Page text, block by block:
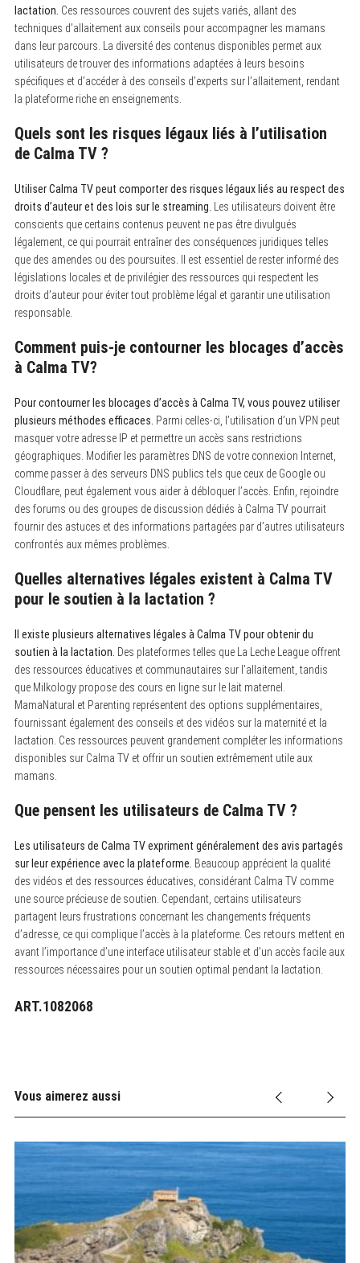
lactation. Ces ressources couvrent des sujets variés, allant des
techniques d’allaitement aux conseils pour accompagner les mamans
dans leur parcours. La diversité des contenus disponibles permet aux
utilisateurs de trouver des informations adaptées à leurs besoins
spécifiques et d’accéder à des conseils d’experts sur l’allaitement, rendant
la plateforme riche en enseignements.
Quels sont les risques légaux liés à l’utilisation
de Calma TV ?
Utiliser Calma TV peut comporter des risques légaux liés au respect des
droits d’auteur et des lois sur le streaming. Les utilisateurs doivent être
conscients que certains contenus peuvent ne pas être divulgués
légalement, ce qui pourrait entraîner des conséquences juridiques telles
que des amendes ou des poursuites. Il est essentiel de rester informé des
législations locales et de privilégier des ressources qui respectent les
droits d’auteur pour éviter tout problème légal et garantir une utilisation
responsable.
Comment puis-je contourner les blocages d’accès
à Calma TV?
Pour contourner les blocages d’accès à Calma TV, vous pouvez utiliser
plusieurs méthodes efficaces. Parmi celles-ci, l’utilisation d’un VPN peut
masquer votre adresse IP et permettre un accès sans restrictions
géographiques. Modifier les paramètres DNS de votre connexion Internet,
comme passer à des serveurs DNS publics tels que ceux de Google ou
Cloudflare, peut également vous aider à débloquer l’accès. Enfin, rejoindre
des forums ou des groupes de discussion dédiés à Calma TV pourrait
fournir des astuces et des informations partagées par d’autres utilisateurs
confrontés aux mêmes problèmes.
Quelles alternatives légales existent à Calma TV
pour le soutien à la lactation ?
Il existe plusieurs alternatives légales à Calma TV pour obtenir du
soutien à la lactation. Des plateformes telles que La Leche League offrent
des ressources éducatives et communautaires sur l’allaitement, tandis
que Milkology propose des cours en ligne sur le lait maternel.
MamaNatural et Parenting représentent des options supplémentaires,
fournissant également des conseils et des vidéos sur la maternité et la
lactation. Ces ressources peuvent grandement compléter les informations
disponibles sur Calma TV et offrir un soutien extrêmement utile aux
mamans.
Que pensent les utilisateurs de Calma TV ?
Les utilisateurs de Calma TV expriment généralement des avis partagés
sur leur expérience avec la plateforme. Beaucoup apprécient la qualité
des vidéos et des ressources éducatives, considérant Calma TV comme
une source précieuse de soutien. Cependant, certains utilisateurs
partagent leurs frustrations concernant les changements fréquents
d’adresse, ce qui complique l’accès à la plateforme. Ces retours mettent en
avant l’importance d’une interface utilisateur stable et d’un accès facile aux
ressources nécessaires pour un soutien optimal pendant la lactation.
ART.1082068
Vous aimerez aussi